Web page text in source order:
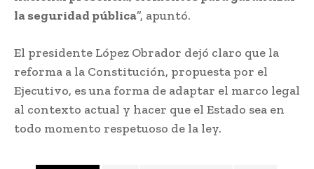
la seguridad pública”, apuntó.
El presidente López Obrador dejó claro que la
reforma a la Constitución, propuesta por el
Ejecutivo, es una forma de adaptar el marco legal
al contexto actual y hacer que el Estado sea en
todo momento respetuoso de la ley.